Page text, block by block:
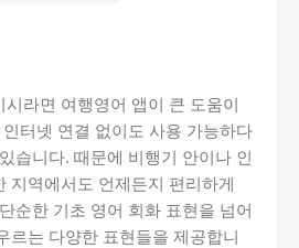
라면 여행영어 앱이 큰 도움이
터넷 연결 없이도 사용 가능하다
습니다. 때문에 비행기 안이나 인
지역에서도 언제든지 편리하게
순한 기초 영어 회화 표현을 넘어
르는 다양한 표현들을 제공합니